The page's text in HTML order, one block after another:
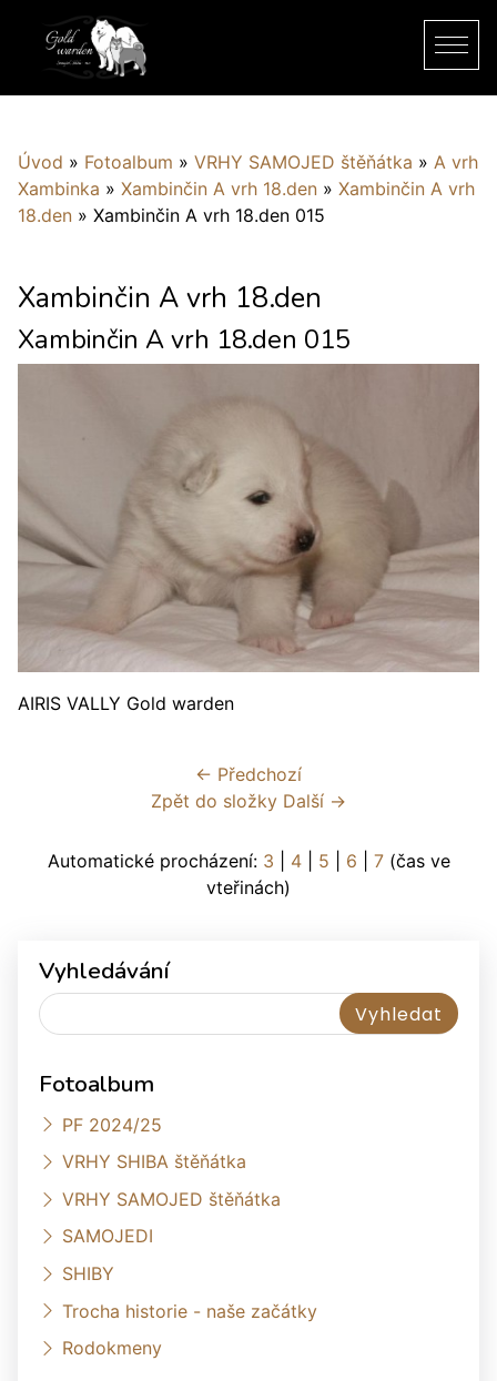
Úvod » Fotoalbum » VRHY SAMOJED štěňátka » A vrh
Xambinka » Xambinčin A vrh 18.den » Xambinčin A vrh
18.den » Xambinčin A vrh 18.den 015
Xambinčin A vrh 18.den
Xambinčin A vrh 18.den 015
AIRIS VALLY Gold warden
← Předchozí
Zpět do složky Další →
Automatické procházení: 3 4| 5 6 7(čas ve
vteřinách)
Vyhledávání
Fotoalbum
PF 2024/25
VRHY SHIBA štěňátka
VRHY SAMOJED štěňátka
SAMOJEDI
SHIBY
Trocha historie - naše začátky
Rodokmeny